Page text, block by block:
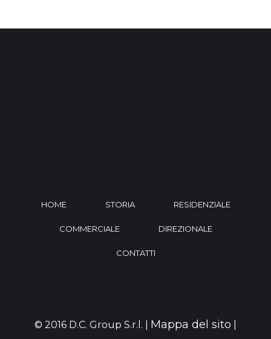
HOME STORIA RESIDENZIALE
COMMERCIALE DIREZIONALE
CONTATTI
© 2016 D.C. Group S.r.l. | Mappa del sito